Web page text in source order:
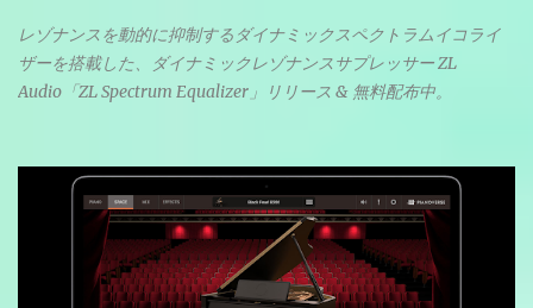
レゾナンスを動的に抑制するダイナミックスペクトラムイコライ
ザーを搭載した、ダイナミックレゾナンスサプレッサー ZL
Audio「ZL Spectrum Equalizer」リリース & 無料配布中。